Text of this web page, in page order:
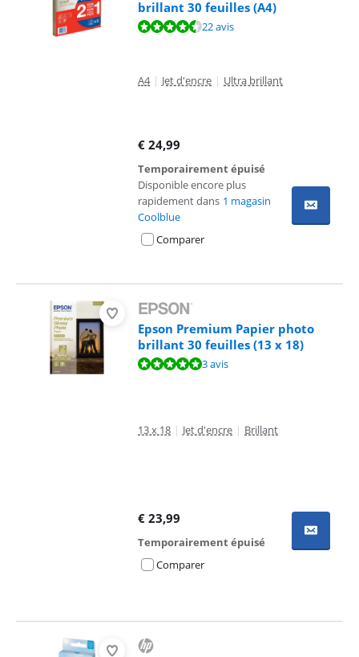
brillant 30 feuilles (A4)
La note est de 9,3 sur 10, basée sur 22 avis.22 avis
A4 | Jet d'encre | Ultra brillant
€ 24,99
Temporairement épuisé
Disponible encore plus
rapidement dans 1 magasin
Coolblue
Comparer
Epson Premium Papier photo
brillant 30 feuilles (13 x 18)
La note est de 9,6 sur 10, basée sur 3 avis.3 avis
13 x 18 | Jet d'encre | Brillant
€ 23,99
Temporairement épuisé
Comparer